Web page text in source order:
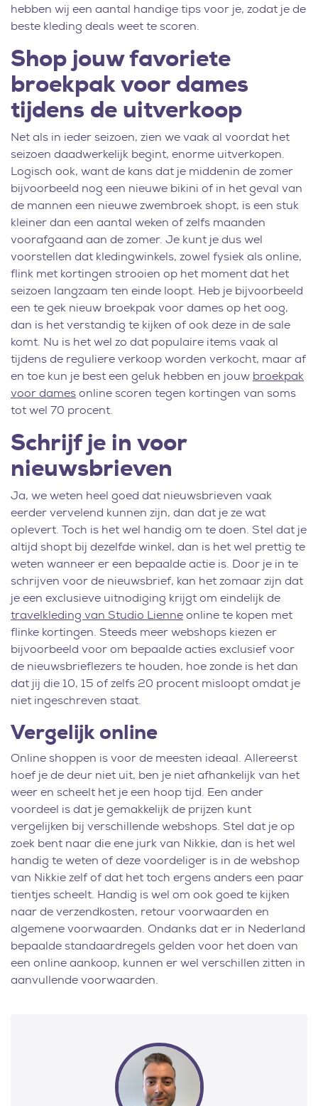
hebben wij een aantal handige tips voor je, zodat je de
beste kleding deals weet te scoren.
Shop jouw favoriete
broekpak voor dames
tijdens de uitverkoop
Net als in ieder seizoen, zien we vaak al voordat het
seizoen daadwerkelijk begint, enorme uitverkopen.
Logisch ook, want de kans dat je middenin de zomer
bijvoorbeeld nog een nieuwe bikini of in het geval van
de mannen een nieuwe zwembroek shopt, is een stuk
kleiner dan een aantal weken of zelfs maanden
voorafgaand aan de zomer. Je kunt je dus wel
voorstellen dat kledingwinkels, zowel fysiek als online,
flink met kortingen strooien op het moment dat het
seizoen langzaam ten einde loopt. Heb je bijvoorbeeld
een te gek nieuw broekpak voor dames op het oog,
dan is het verstandig te kijken of ook deze in de sale
komt. Nu is het wel zo dat populaire items vaak al
tijdens de reguliere verkoop worden verkocht, maar af
en toe kun je best een geluk hebben en jouw broekpak
voor damesonline scoren tegen kortingen van soms
tot wel 70 procent.
Schrijf je in voor
nieuwsbrieven
Ja, we weten heel goed dat nieuwsbrieven vaak
eerder vervelend kunnen zijn, dan dat je ze wat
oplevert. Toch is het wel handig om te doen. Stel dat je
altijd shopt bij dezelfde winkel, dan is het wel prettig te
weten wanneer er een bepaalde actie is. Door je in te
schrijven voor de nieuwsbrief, kan het zomaar zijn dat
je een exclusieve uitnodiging krijgt om eindelijk de
travelkleding van Studio Lienneonline te kopen met
flinke kortingen. Steeds meer webshops kiezen er
bijvoorbeeld voor om bepaalde acties exclusief voor
de nieuwsbrieflezers te houden, hoe zonde is het dan
dat jij die 10, 15 of zelfs 20 procent misloopt omdat je
niet ingeschreven staat.
Vergelijk online
Online shoppen is voor de meesten ideaal. Allereerst
hoef je de deur niet uit, ben je niet afhankelijk van het
weer en scheelt het je een hoop tijd. Een ander
voordeel is dat je gemakkelijk de prijzen kunt
vergelijken bij verschillende webshops. Stel dat je op
zoek bent naar die ene jurk van Nikkie, dan is het wel
handig te weten of deze voordeliger is in de webshop
van Nikkie zelf of dat het toch ergens anders een paar
tientjes scheelt. Handig is wel om ook goed te kijken
naar de verzendkosten, retour voorwaarden en
algemene voorwaarden. Ondanks dat er in Nederland
bepaalde standaardregels gelden voor het doen van
een online aankoop, kunnen er wel verschillen zitten in
aanvullende voorwaarden.